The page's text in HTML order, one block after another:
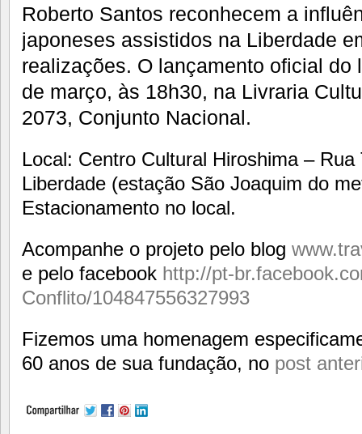
Roberto Santos reconhecem a
japoneses assistidos na Liberdade
realizações. O lançamento oficial do
de março, às 18h30, na Livraria
2073, Conjunto Nacional.
Local: Centro Cultural Hiroshima – Rua
Liberdade (estação São Joaquim do
Estacionamento no local.
Acompanhe o projeto pelo blog
e pelo facebook http://pt-
Conflito/104847556327993
Fizemos uma homenagem
60 anos de sua fundação, no post